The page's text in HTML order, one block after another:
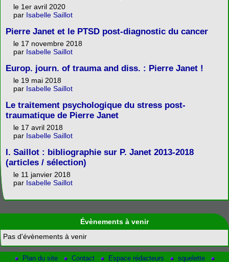
le 1er avril 2020
par Isabelle Saillot
Pierre Janet et le PTSD post-diagnostic du cancer
le 17 novembre 2018
par Isabelle Saillot
Europ. journ. of trauma and diss. : Pierre Janet !
le 19 mai 2018
par Isabelle Saillot
Le traitement psychologique du stress post-
traumatique de Pierre Janet
le 17 avril 2018
par Isabelle Saillot
I. Saillot : bibliographie sur P. Janet 2013-2018
(articles / sélection)
le 11 janvier 2018
par Isabelle Saillot
Évènements à venir
Pas d'évènements à venir
Plan du site Contact Espace rédacteurs squelette